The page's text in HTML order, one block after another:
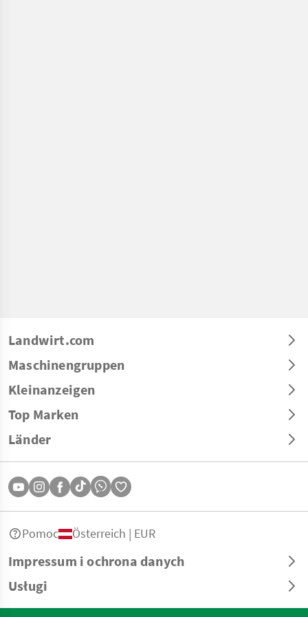
Landwirt.com
Maschinengruppen
Kleinanzeigen
Top Marken
Länder
Impressum i ochrona danych
Usługi
Pomoc Österreich | EUR